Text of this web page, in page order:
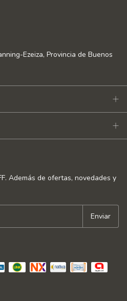
Ezeiza, Provincia de Buenos
Además de ofertas, novedades y